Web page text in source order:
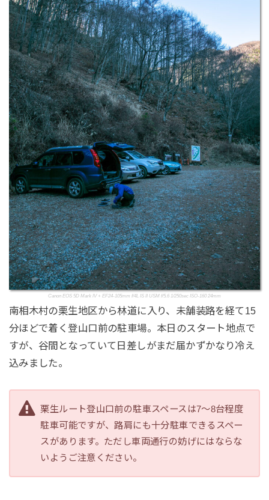
Canon EOS 5D Mark IV + EF24-105mm f/4L IS II USM f/5.6 1/250sec ISO-160 24mm
南相木村の栗生地区から林道に入り、未舗装路を経て15
分ほどで着く登山口前の駐車場。本日のスタート地点で
すが、谷間となっていて日差しがまだ届かずかなり冷え
込みました。
栗生ルート登山口前の駐車スペースは7～8台程度
駐車可能ですが、路肩にも十分駐車できるスペー
スがあります。ただし車両通行の妨げにはならな
いようご注意ください。